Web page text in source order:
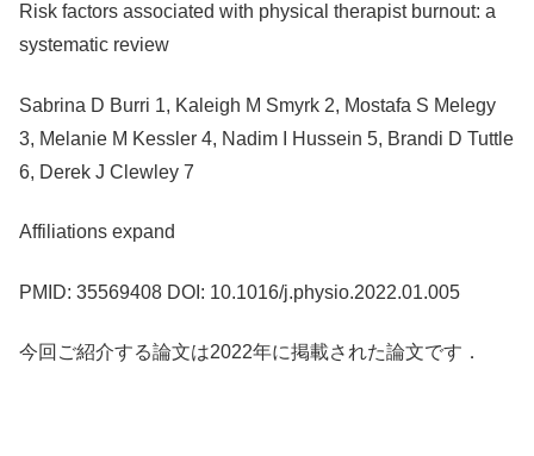
Risk factors associated with physical therapist burnout: a
systematic review
Sabrina D Burri 1, Kaleigh M Smyrk 2, Mostafa S Melegy
3, Melanie M Kessler 4, Nadim I Hussein 5, Brandi D Tuttle
6, Derek J Clewley 7
Affiliations expand
PMID: 35569408 DOI: 10.1016/j.physio.2022.01.005
今回ご紹介する論文は2022年に掲載された論文です．